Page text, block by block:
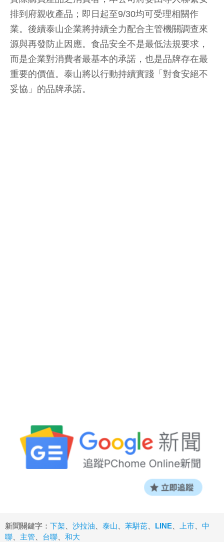
排到府親收產品；即日起至9/30均可受理相關作
業。後續泰山企業將持續全力配合主管機關調查來
源與再發防止因應。食品安全不是最低法規要求，
而是企業對消費者最基本的承諾，也是品牌存在最
重要的價值。泰山將以行動持續實踐「對食安絕不
妥協」的品牌承諾。
新聞關鍵字： 下架 沙拉油 泰山 苯駢芘 LINE 上市
中
聯
主管 台聯 和大